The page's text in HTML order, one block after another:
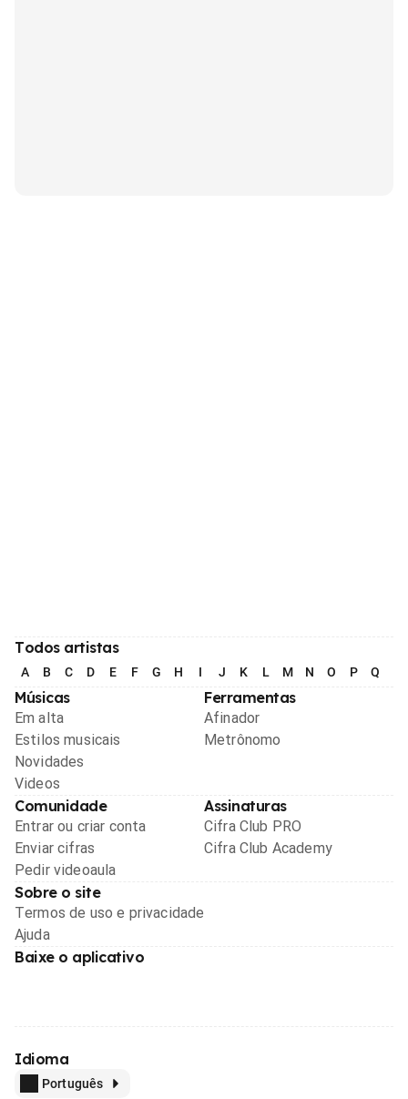
Todos artistas
A B C D E F G H I J K L M N O P Q
Músicas
Em alta
Estilos musicais
Novidades
Videos
Ferramentas
Afinador
Metrônomo
Comunidade
Entrar ou criar conta
Enviar cifras
Pedir videoaula
Assinaturas
Cifra Club PRO
Cifra Club Academy
Sobre o site
Termos de uso e privacidade
Ajuda
Baixe o aplicativo
Idioma
Português